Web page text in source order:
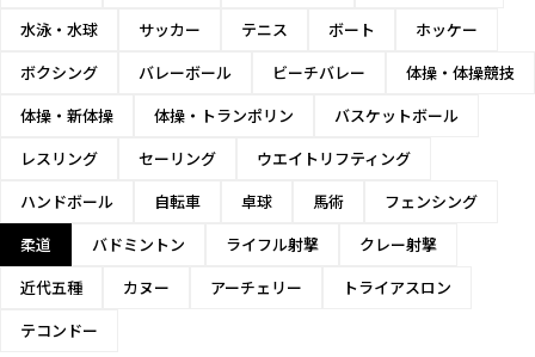
水泳・水球
サッカー テニス ボート
ホッケー
ボクシング
バレーボール ビーチバレー
体操・体操競技
体操・新体操
体操・トランポリン
バスケットボール
レスリング
セーリング
ウエイトリフティング
ハンドボール
自転車 卓球 馬術
フェンシング
柔道
バドミントン ライフル射撃
クレー射撃
近代五種
カヌー アーチェリー
トライアスロン
テコンドー